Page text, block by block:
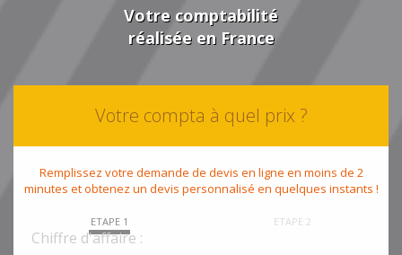
Votre comptabilité
réalisée en France
Votre compta à quel prix ?
Remplissez votre demande de devis en ligne en moins de 2
minutes et obtenez un devis personnalisé en quelques instants !
ETAPE 1 ETAPE 2
Chiffre d'affaire :